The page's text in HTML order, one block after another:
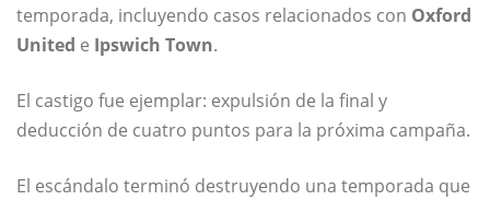
temporada, incluyendo casos relacionados con Oxford
United e Ipswich Town.
El castigo fue ejemplar: expulsión de la final y
deducción de cuatro puntos para la próxima campaña.
El escándalo terminó destruyendo una temporada que